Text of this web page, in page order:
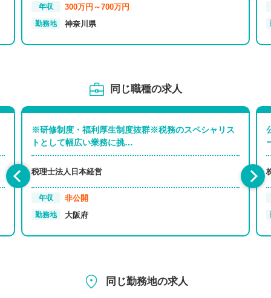
年収 300万円～700万円
勤務地 神奈川県
同じ職種の求人
※研修制度・福利厚生制度抜群※税務のスペシャリス
トとして幅広い業務に挑…
税理士法人日本経営
年収 非公開
勤務地 大阪府
同じ勤務地の求人